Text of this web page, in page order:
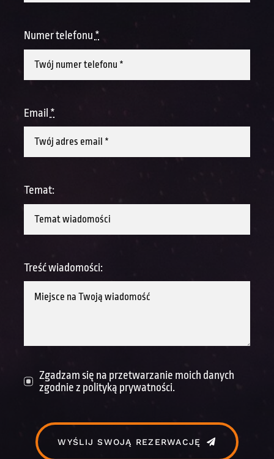
Numer telefonu *
Email *
Temat:
Treść wiadomości:
Zgadzam się na przetwarzanie moich danych
zgodnie z polityką prywatności.
WYŚLIJ SWOJĄ REZERWACJĘ